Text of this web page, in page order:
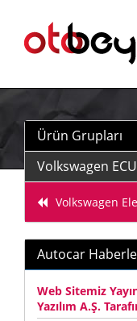
Ürün Grupları
Volkswagen
Volkswagen
Autocar
Web Sitemiz
Yazılım A.Ş.